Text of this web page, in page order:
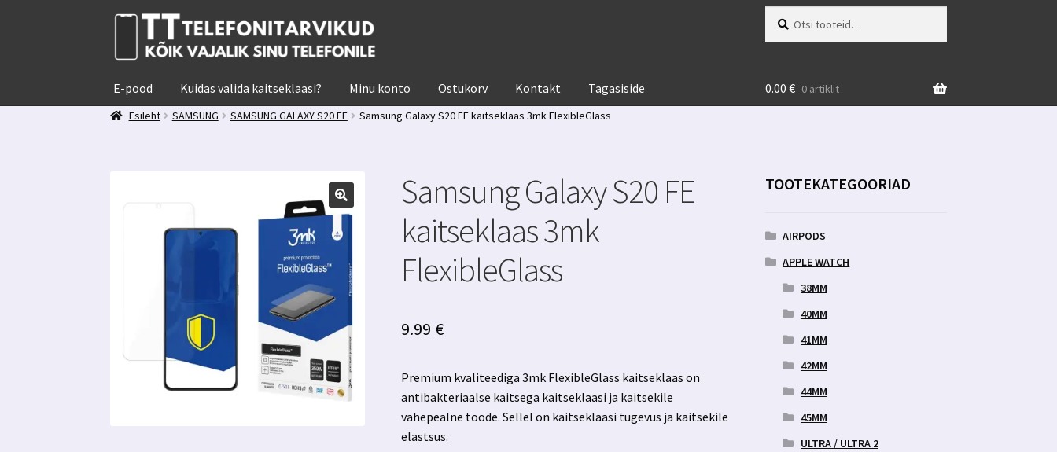
Liigu
navigeerimisele
Liigu
juurde
E-pood Kuidas valida kaitseklaasi? Minu konto Ostukorv Kontakt Tagasiside 0.00 € 0 artiklit
Esileht
SAMSUNG SAMSUNG GALAXY S20 FE Samsung Galaxy S20 FE kaitseklaas 3mk FlexibleGlass
Samsung Galaxy S20 FE
kaitseklaas 3mk
FlexibleGlass
9.99 €
Premium kvaliteediga 3mk FlexibleGlass kaitseklaas on
antibakteriaalse kaitsega kaitseklaasi ja kaitsekile
vahepealne toode. Sellel on kaitseklaasi tugevus ja kaitsekile
elastsus.
TOOTEKATEGOORIAD
AIRPODS
APPLE WATCH
38MM
40MM
41MM
42MM
44MM
45MM
ULTRA / ULTRA 2